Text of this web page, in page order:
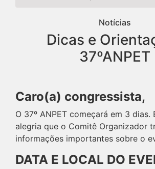
Notícias
Dicas e
37ºANPET
Caro(a) congressista,
O 37º ANPET começará em 3 dias.
alegria que o Comitê Organizador
informações importantes sobre o
DATA E LOCAL DO